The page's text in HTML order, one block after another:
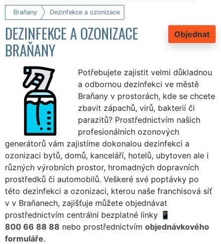
Braňany Dezinfekce a ozonizace
Objednat
DEZINFEKCE A OZONIZACE
BRAŇANY
Potřebujete zajistit velmi důkladnou
a odbornou dezinfekci ve městě
Braňany v prostorách, kde se chcete
zbavit zápachů, virů, bakterií či
parazitů? Prostřednictvím našich
profesionálních ozonových
generátorů vám zajistíme dokonalou dezinfekci a
ozonizaci bytů, domů, kanceláří, hotelů, ubytoven ale i
různých výrobních prostor, hromadných dopravních
prostředků či automobilů. Veškeré své poptávky po
této dezinfekci a ozonizaci, kterou naše franchisová síť
v v Braňanech, zajišťuje můžete objednávat
prostřednictvím centrální bezplatné linky
800 66 88 88 nebo prostřednictvím objednávkového
formuláře.